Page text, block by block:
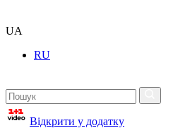
UA
RU
Відкрити у додатку